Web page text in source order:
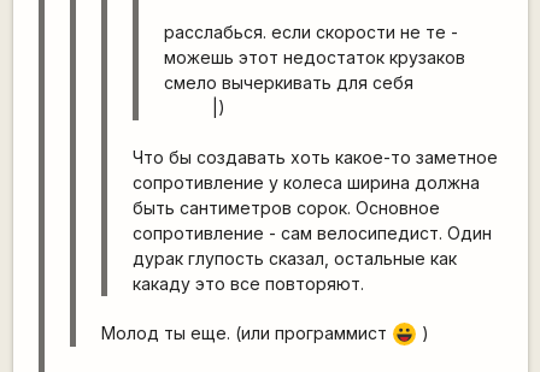
расслабься. если скорости не те -
можешь этот недостаток крузаков
смело вычеркивать для себя
|)
Что бы создавать хоть какое-то заметное
сопротивление у колеса ширина должна
быть сантиметров сорок. Основное
сопротивление - сам велосипедист. Один
дурак глупость сказал, остальные как
какаду это все повторяют.
Молод ты еще. (или программист |-)) )